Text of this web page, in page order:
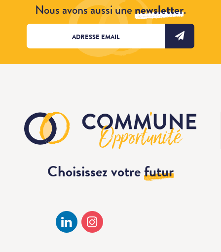
Nous avons aussi unenewsletter.
Choisissez votrefutur